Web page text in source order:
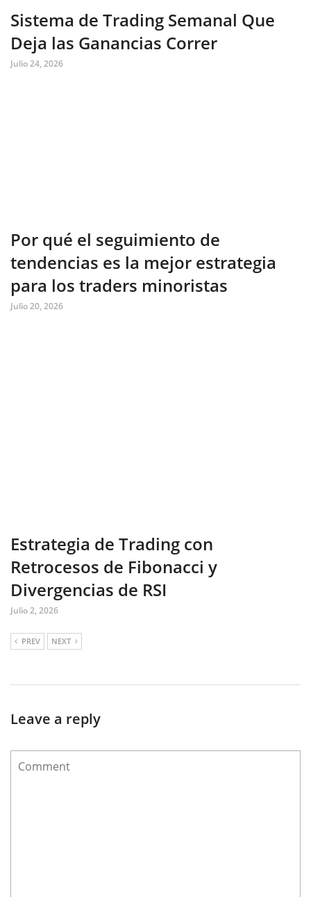
Sistema de Trading Semanal Que
Deja las Ganancias Correr
Julio 24, 2026
Por qué el seguimiento de
tendencias es la mejor estrategia
para los traders minoristas
Julio 20, 2026
Estrategia de Trading con
Retrocesos de Fibonacci y
Divergencias de RSI
Julio 2, 2026
PREV NEXT
Leave a reply